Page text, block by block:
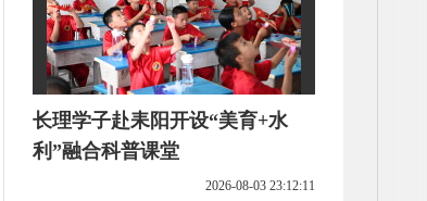
长理学子赴耒阳开设“美育+水
利”融合科普课堂
2026-08-03 23:12:11